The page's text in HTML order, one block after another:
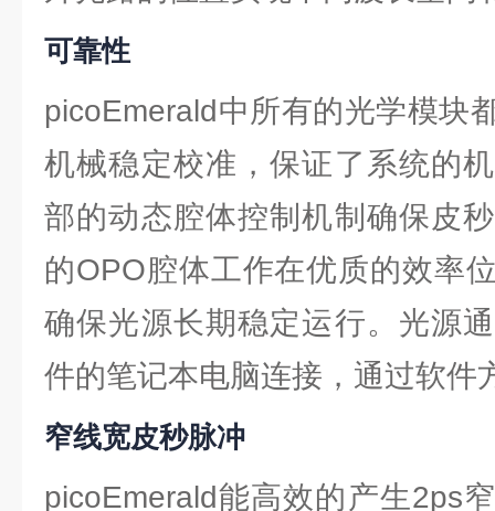
可靠性
picoEmerald中所有的光学模块
机械稳定校准，保证了系统的
部的动态腔体控制机制确保皮
的OPO腔体工作在优质的效率
确保光源长期稳定运行。光源
件的笔记本电脑连接，通过软件
窄线宽皮秒脉冲
picoEmerald能高效的产生2ps